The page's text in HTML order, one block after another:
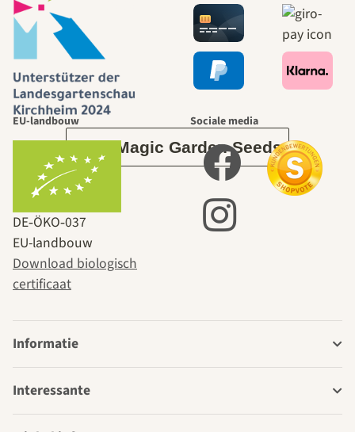
leidt door de
tuin.
Over Magic Garden Seeds
EU-landbouw
DE‑ÖKO‑037
EU-landbouw
Download biologisch
certificaat
Sociale media
Informatie
Interessante